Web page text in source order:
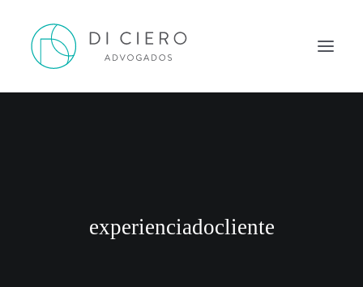
experienciadocliente